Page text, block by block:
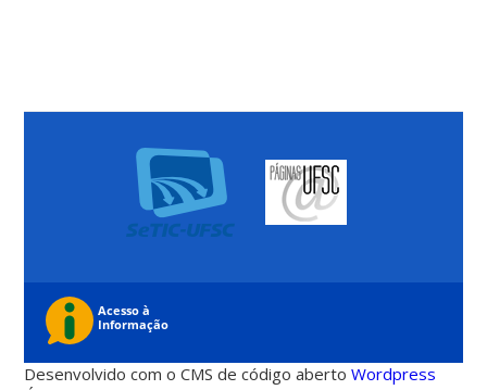
Desenvolvido com o CMS de código abertoWordpress